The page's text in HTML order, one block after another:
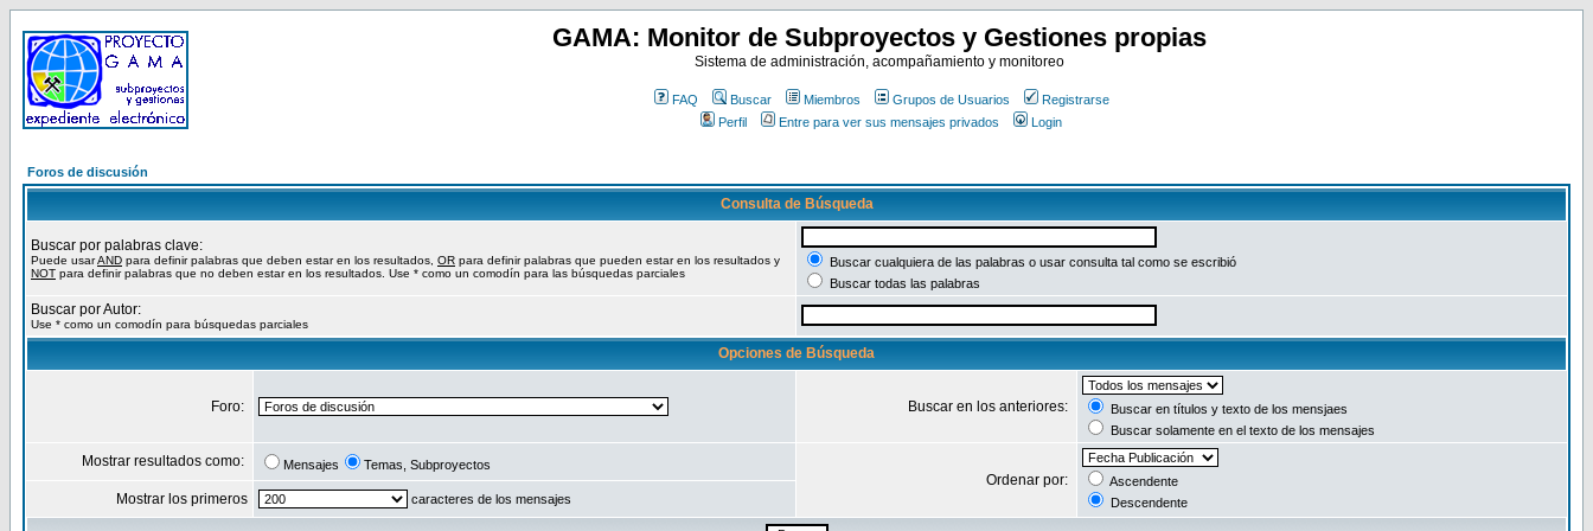
GAMA: Monitor de Subproyectos y Gestiones propias
Sistema de administración, acompañamiento y monitoreo
FAQ Buscar Miembros Grupos de Usuarios
Registrarse
Perfil
Entre para ver sus mensajes privados Login
Foros de discusión
Consulta de Búsqueda
Buscar por palabras clave:
Puede usarAND para definir palabras que deben estar en los resultados, OR para definir palabras que pueden estar en los resultados y
NOT para definir palabras que no deben estar en los resultados. Use * como un comodín para las búsquedas parciales
Buscar cualquiera de las palabras o usar consulta tal como se escribió
Buscar todas las palabras
Buscar por Autor:
Use * como un comodín para búsquedas parciales
Opciones de Búsqueda
Foro: Buscar en los anteriores:
Buscar en títulos y texto de los mensjaes
Buscar solamente en el texto de los mensajes
Mostrar resultados como: Mensajes Temas, Subproyectos
Ordenar por:
Ascendente
Descendente
Mostrar los primeros caracteres de los mensajes